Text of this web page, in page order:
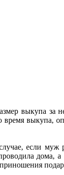
выкупа
выкупа,
если муж
дома,